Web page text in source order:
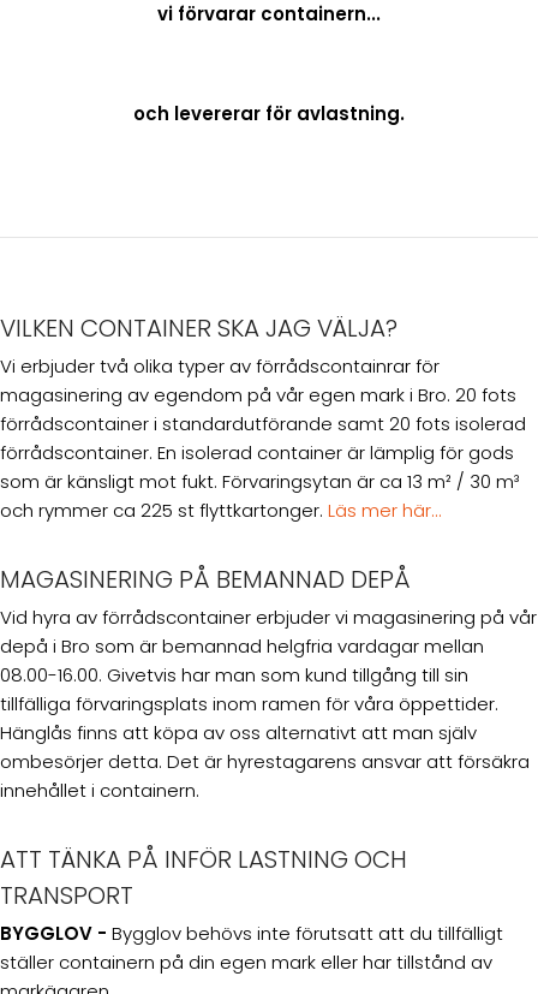
vi förvarar containern...
och levererar för avlastning.
VILKEN CONTAINER SKA JAG VÄLJA?
Vi erbjuder två olika typer av förrådscontainrar för
magasinering av egendom på vår egen mark i Bro. 20 fots
förrådscontainer i standardutförande samt 20 fots isolerad
förrådscontainer. En isolerad container är lämplig för gods
som är känsligt mot fukt. Förvaringsytan är ca 13 m² / 30 m³
och rymmer ca 225 st flyttkartonger. Läs mer här...
MAGASINERING PÅ BEMANNAD DEPÅ
Vid hyra av förrådscontainer erbjuder vi magasinering på vår
depå i Bro som är bemannad helgfria vardagar mellan
08.00-16.00. Givetvis har man som kund tillgång till sin
tillfälliga förvaringsplats inom ramen för våra öppettider.
Hänglås finns att köpa av oss alternativt att man själv
ombesörjer detta. Det är hyrestagarens ansvar att försäkra
innehållet i containern.
ATT TÄNKA PÅ INFÖR LASTNING OCH
TRANSPORT
BYGGLOV - Bygglov behövs inte förutsatt att du tillfälligt
ställer containern på din egen mark eller har tillstånd av